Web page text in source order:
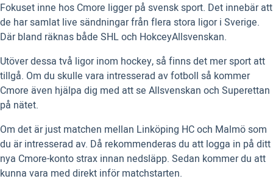
Fokuset inne hos Cmore ligger på svensk sport. Det innebär att
de har samlat live sändningar från flera stora ligor i Sverige.
Där bland räknas både SHL och HokceyAllsvenskan.
Utöver dessa två ligor inom hockey, så finns det mer sport att
tillgå. Om du skulle vara intresserad av fotboll så kommer
Cmore även hjälpa dig med att se Allsvenskan och Superettan
på nätet.
Om det är just matchen mellan Linköping HC och Malmö som
du är intresserad av. Då rekommenderas du att logga in på ditt
nya Cmore-konto strax innan nedsläpp. Sedan kommer du att
kunna vara med direkt inför matchstarten.